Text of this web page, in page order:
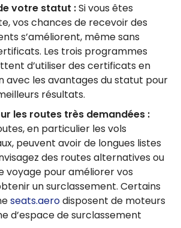
votre statut :Si vous êtes
vos chances de recevoir des
s’améliorent, même sans
Les trois programmes
d’utiliser des certificats en
avec les avantages du statut pour
résultats.
les routes très demandées :
en particulier les vols
peuvent avoir de longues listes
des routes alternatives ou
voyage pour améliorer vos
un surclassement. Certains
seats.aerodisposent de moteurs
d’espace de surclassement